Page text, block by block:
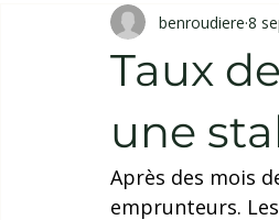
Taux
une
benroudiere 8
Après des mois
emprunteurs.